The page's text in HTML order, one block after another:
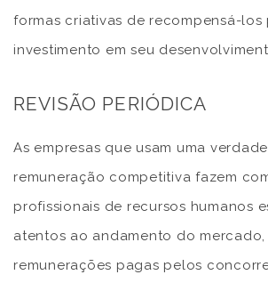
formas criativas de recompensá-los
investimento em seu
REVISÃO PERIÓDICA
As empresas que usam uma
remuneração competitiva fazem
profissionais de recursos humanos
atentos ao andamento do
remunerações pagas pelos